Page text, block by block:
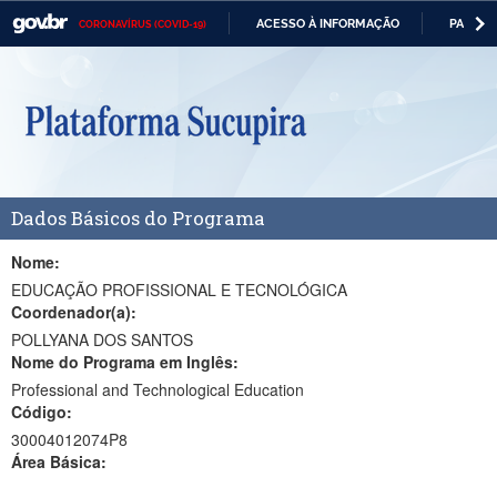
CORONAVÍRUS (COVID-19) ACESSO À INFORMAÇÃO
Casa Civil
Ministério da Defesa
Ministério da Economia
Ministério da Infraestrutura
Ministério da Agricultura, Pecuária e Abastecimento
Ministério da Educação
Ministério da Cidadania
Ministério da Saúde
Dados Básicos do Programa
Nome:
EDUCAÇÃO PROFISSIONAL E TECNOLÓGICA
Coordenador(a):
POLLYANA DOS SANTOS
Nome do Programa em Inglês:
Professional and Technological Education
Código:
30004012074P8
Área Básica: